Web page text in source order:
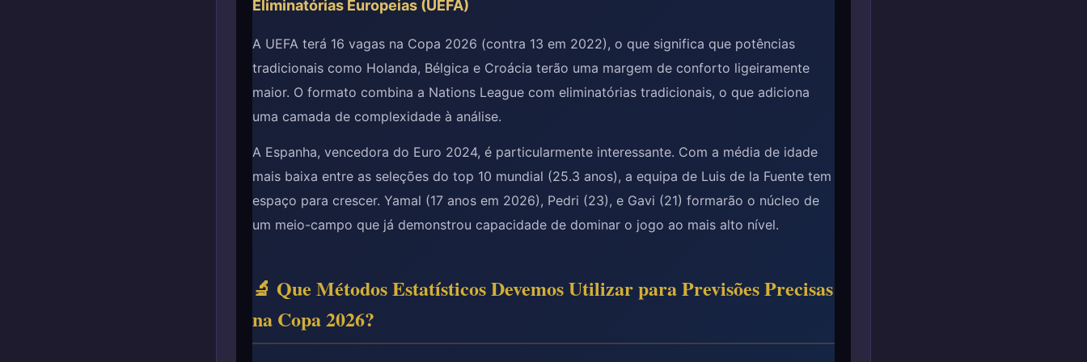
Eliminatórias Europeias (UEFA)
A UEFA terá 16 vagas na Copa 2026 (contra 13 em 2022), o que significa que potências
tradicionais como Holanda, Bélgica e Croácia terão uma margem de conforto ligeiramente
maior. O formato combina a Nations League com eliminatórias tradicionais, o que adiciona
uma camada de complexidade à análise.
A Espanha, vencedora do Euro 2024, é particularmente interessante. Com a média de idade
mais baixa entre as seleções do top 10 mundial (25.3 anos), a equipa de Luis de la Fuente tem
espaço para crescer. Yamal (17 anos em 2026), Pedri (23), e Gavi (21) formarão o núcleo de
um meio-campo que já demonstrou capacidade de dominar o jogo ao mais alto nível.
🔬 Que Métodos Estatísticos Devemos Utilizar para Previsões Precisas
na Copa 2026?